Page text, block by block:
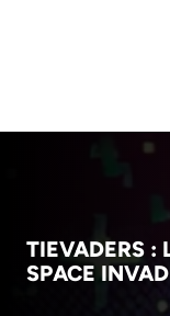
TIEVADERS :
SPACE